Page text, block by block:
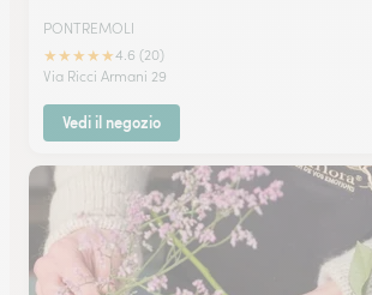
PONTREMOLI
★★★★★4.6 (20)
Via Ricci Armani 29
Vedi il negozio